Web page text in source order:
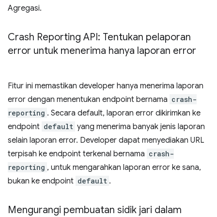
Agregasi.
Crash Reporting API: Tentukan pelaporan
error untuk menerima hanya laporan error
Fitur ini memastikan developer hanya menerima laporan
error dengan menentukan endpoint bernama crash-
reporting . Secara default, laporan error dikirimkan ke
endpoint default yang menerima banyak jenis laporan
selain laporan error. Developer dapat menyediakan URL
terpisah ke endpoint terkenal bernama crash-
reporting , untuk mengarahkan laporan error ke sana,
bukan ke endpoint default .
Mengurangi pembuatan sidik jari dalam